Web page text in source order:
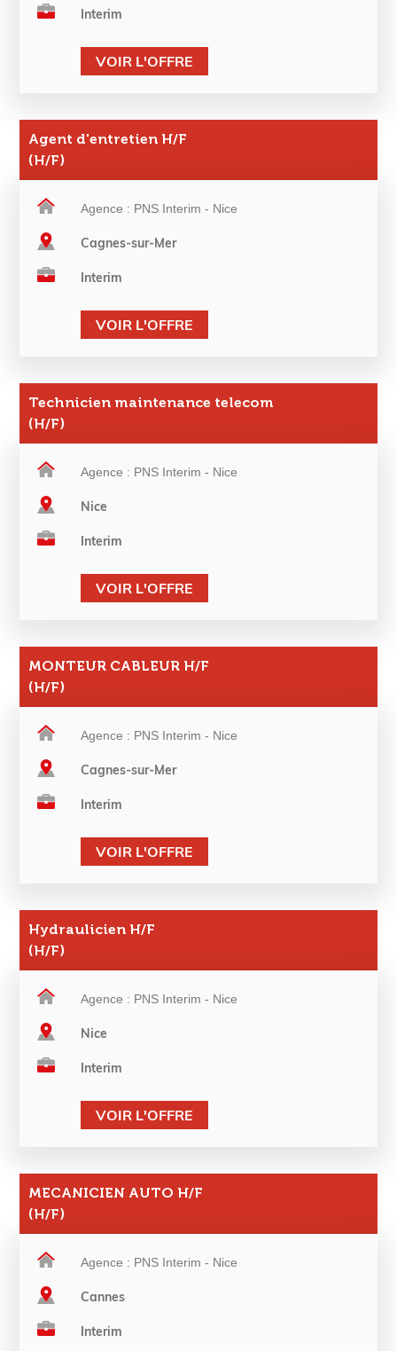
Interim
VOIR L'OFFRE
Agent d'entretien H/F
(H/F)
Agence : PNS Interim - Nice
Cagnes-sur-Mer
Interim
VOIR L'OFFRE
Technicien maintenance telecom
(H/F)
Agence : PNS Interim - Nice
Nice
Interim
VOIR L'OFFRE
MONTEUR CABLEUR H/F
(H/F)
Agence : PNS Interim - Nice
Cagnes-sur-Mer
Interim
VOIR L'OFFRE
Hydraulicien H/F
(H/F)
Agence : PNS Interim - Nice
Nice
Interim
VOIR L'OFFRE
MECANICIEN AUTO H/F
(H/F)
Agence : PNS Interim - Nice
Cannes
Interim